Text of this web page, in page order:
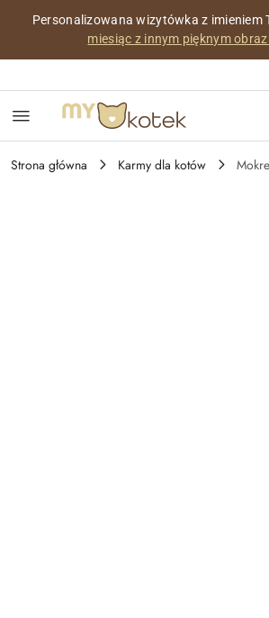
Przejdź do treści głównej
Przejdź do wyszukiwarki
Przejdź do moje konto
Przejdź do menu głównego
Przejdź do opisu produktu
Przejdź do stopki
Personalizowana wizytówka z imieniem
miesiąc z innym pięknym
Strona główna Karmy dla kotów